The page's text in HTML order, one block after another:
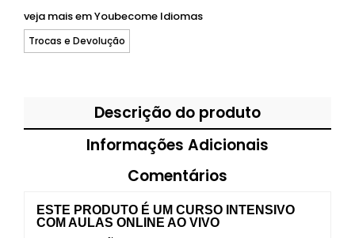
veja mais emYoubecome Idiomas
Trocas e Devolução
Descrição do produto
Informações Adicionais
Comentários
ESTE PRODUTO É UM CURSO INTENSIVO
COM AULAS ONLINE AO VIVO